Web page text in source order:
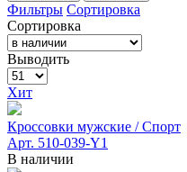
Фильтры Сортировка
Сортировка
Выводить
Хит
Кроссовки мужские / Спорт
Арт. 510-039-Y1
В наличии